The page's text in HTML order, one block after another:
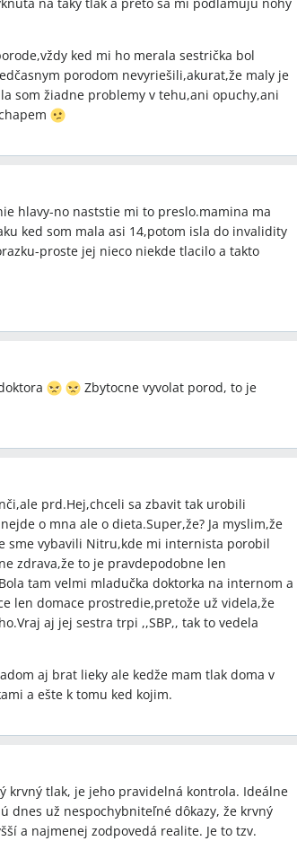
antihypertenzív (Dopegyt, Egilok) pri
čo iné ženy a lekári preferujú vychádzať z
upravil, iné uviedli, že zvýšený tlak
liekov pri sporadicky vysokých ordinačných
záznamu?
ochotné akceptovať lístok s domácimi
alebo liečbe v tehotenstve?
bieleho plášťa pre matku a plod v
ABPM), Magnerot, magnézium, Egilok,
tehotenská knižka
ked mi ho merala sestrička bol
porodom nevyriešili,akurat,že maly je
som žiadne problemy v tehu,ani opuchy,ani
hlavy-no naststie mi to preslo.mamina ma
ked som mala asi 14,potom isla do invalidity
proste jej nieco niekde tlacilo a takto
Zbytocne vyvolat porod, to je
prd.Hej,chceli sa zbavit tak urobili
o mna ale o dieta.Super,že? Ja myslim,že
sme vybavili Nitru,kde mi internista porobil
zdrava,že to je pravdepodobne len
tam velmi mladučka doktorka na internom a
len domace prostredie,pretože už videla,že
aj jej sestra trpi ,,SBP,, tak to vedela
aj brat lieky ale kedže mam tlak doma v
a ešte k tomu ked kojim.
krvný tlak, je jeho pravidelná kontrola. Ideálne
dnes už nespochybniteľné dôkazy, že krvný
a najmenej zodpovedá realite. Je to tzv.